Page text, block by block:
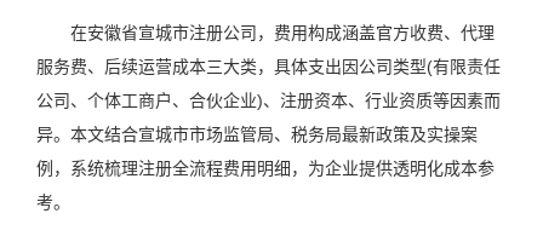
在安徽省宣城市注册公司，费用构成涵盖官方收费、代理
服务费、后续运营成本三大类，具体支出因公司类型(有限责任
公司、个体工商户、合伙企业)、注册资本、行业资质等因素而
异。本文结合宣城市市场监管局、税务局最新政策及实操案
例，系统梳理注册全流程费用明细，为企业提供透明化成本参
考。